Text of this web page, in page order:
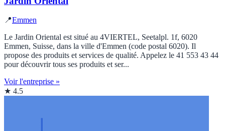
📍Emmen
Le Jardin Oriental est situé au 4VIERTEL, Seetalpl. 1f, 6020
Emmen, Suisse, dans la ville d'Emmen (code postal 6020). Il
propose des produits et services de qualité. Appelez le 41 553 43 44
pour découvrir tous ses produits et ser...
Voir l'entreprise »
★ 4.5